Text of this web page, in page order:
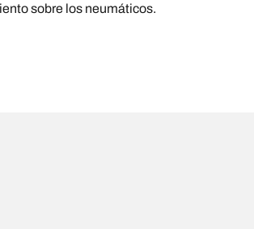
sobre los neumáticos.